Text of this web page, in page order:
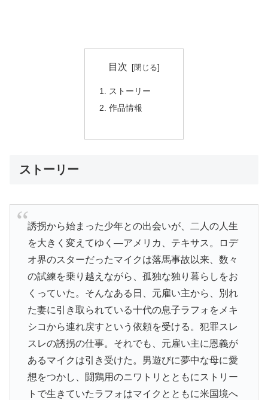
目次
ストーリー
作品情報
ストーリー
誘拐から始まった少年との出会いが、二人の人生
を大きく変えてゆく―アメリカ、テキサス。ロデ
オ界のスターだったマイクは落馬事故以来、数々
の試練を乗り越えながら、孤独な独り暮らしをお
くっていた。そんなある日、元雇い主から、別れ
た妻に引き取られている十代の息子ラフォをメキ
シコから連れ戻すという依頼を受ける。犯罪スレ
スレの誘拐の仕事。それでも、元雇い主に恩義が
あるマイクは引き受けた。男遊びに夢中な母に愛
想をつかし、闘鶏用のニワトリとともにストリー
トで生きていたラフォはマイクとともに米国境へ